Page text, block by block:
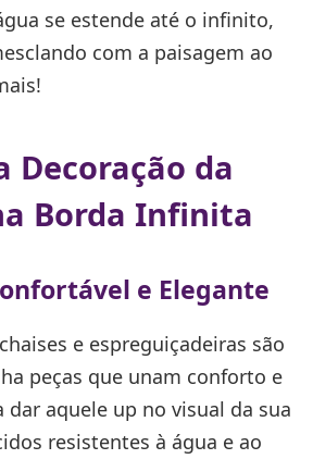
se estende até o infinito,
com a paisagem ao
Decoração da
Borda Infinita
e Elegante
e espreguiçadeiras são
peças que unam conforto e
dar aquele up no visual da sua
resistentes à água e ao